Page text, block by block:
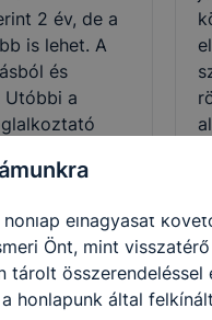
2 év, de a
is lehet. A
és
Utóbbi a
képzésben
cookie-k
a felhasználók
egy
illetve a
nélkül nem tudjuk
persistent cookie-k
elhagyását
Önt, mint
honlapunk által